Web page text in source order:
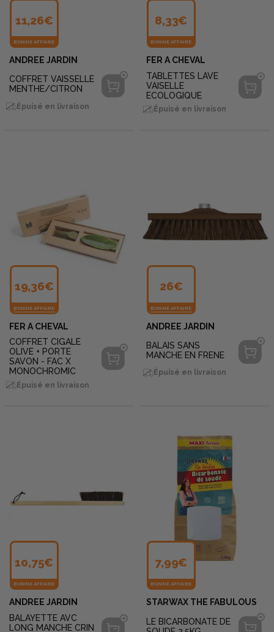
11,26€
BONNE AFFAIRE
ANDREE JARDIN
COFFRET VAISSELLE
MENTHE/CITRON
Épuisé en livraison
8,33€
BONNE AFFAIRE
FER A CHEVAL
TABLETTES LAVE
VAISELLE
ECOLOGIQUE
Épuisé en livraison
19,36€
BONNE AFFAIRE
FER A CHEVAL
COFFRET CIGALE
OLIVE + PORTE
SAVON - FAC X
MONOCHROMIC
Épuisé en livraison
26€
BONNE AFFAIRE
ANDREE JARDIN
BALAIS SANS
MANCHE EN FRENE
Épuisé en livraison
10,75€
BONNE AFFAIRE
ANDREE JARDIN
BALAYETTE AVC
LONG MANCHE CRIN
7,99€
BONNE AFFAIRE
STARWAX THE FABULOUS
LE BICARBONATE DE